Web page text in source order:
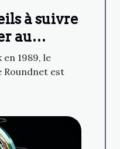
à suivre
au
1989, le
Roundnet est